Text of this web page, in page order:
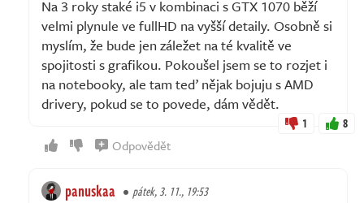
Na 3 roky staké i5 v kombinaci s GTX 1070 běží
velmi plynule ve fullHD na vyšší detaily. Osobně si
myslím, že bude jen záležet na té kvalitě ve
spojitosti s grafikou. Pokoušel jsem se to rozjet i
na notebooky, ale tam teď nějak bojuju s AMD
drivery, pokud se to povede, dám vědět.
1 8
Odpovědět
panuskaa pátek, 3. 11., 19:53